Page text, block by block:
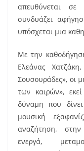
απευθύνεται σε
συνδυάζει
υπόσχεται μια
Με την
Ελεάνας
Σουσουράδες», οι
των καιρών»,
δύναμη που
μουσική
αναζήτηση,
ενεργά,